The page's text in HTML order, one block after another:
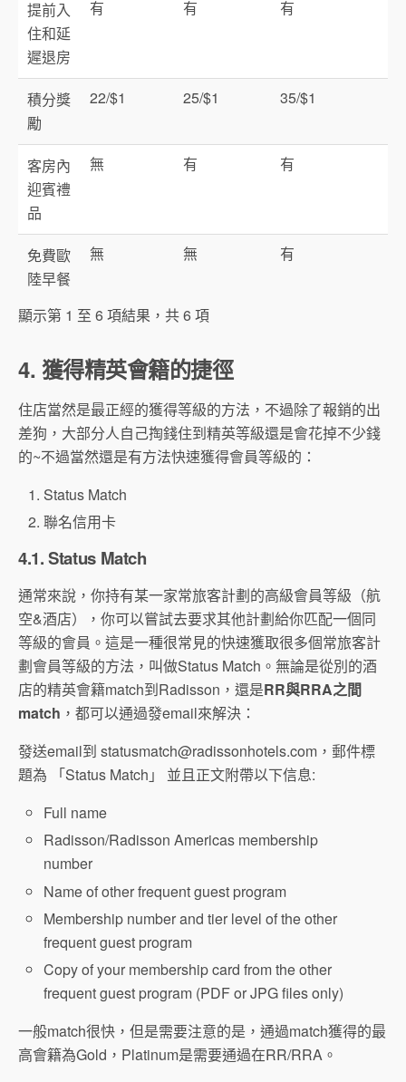
提前入
住和延
遲退房
有 有 有
積分獎
勵
22/$1 25/$1 35/$1
客房內
迎賓禮
品
無 有 有
免費歐
陸早餐
無 無 有
顯示第 1 至 6 項結果，共 6 項
4. 獲得精英會籍的捷徑
住店當然是最正經的獲得等級的方法，不過除了報銷的出
差狗，大部分人自己掏錢住到精英等級還是會花掉不少錢
的~不過當然還是有方法快速獲得會員等級的：
Status Match
聯名信用卡
4.1. Status Match
通常來說，你持有某一家常旅客計劃的高級會員等級（航
空&酒店），你可以嘗試去要求其他計劃給你匹配一個同
等級的會員。這是一種很常見的快速獲取很多個常旅客計
劃會員等級的方法，叫做Status Match。無論是從別的酒
店的精英會籍match到Radisson，還是RR與RRA之間
match ，都可以通過發email來解決：
發送email到 statusmatch@radissonhotels.com ，郵件標
題為 「Status Match」 並且正文附帶以下信息:
Full name
Radisson/Radisson Americas membership
number
Name of other frequent guest program
Membership number and tier level of the other
frequent guest program
Copy of your membership card from the other
frequent guest program (PDF or JPG files only)
一般match很快，但是需要注意的是，通過match獲得的最
高會籍為Gold，Platinum是需要通過在RR/RRA。